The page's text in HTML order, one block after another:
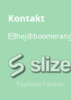
Kontakt
Payment Partner